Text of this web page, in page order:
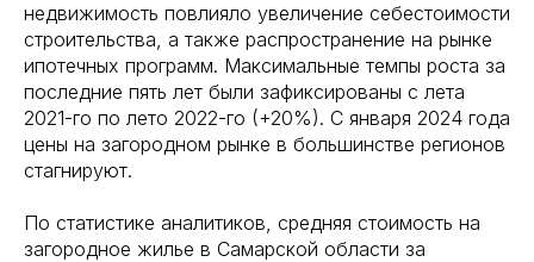
недвижимость повлияло увеличение себестоимости
строительства, а также распространение на рынке
ипотечных программ. Максимальные темпы роста за
последние пять лет были зафиксированы с лета
2021-го по лето 2022-го (+20%). С января 2024 года
цены на загородном рынке в большинстве регионов
стагнируют.
По статистике аналитиков, средняя стоимость на
загородное жилье в Самарской области за